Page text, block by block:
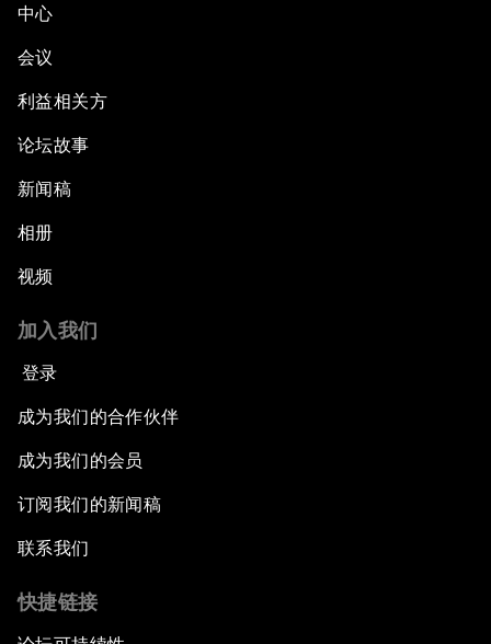
中心
会议
利益相关方
论坛故事
新闻稿
相册
视频
加入我们
登录
成为我们的合作伙伴
成为我们的会员
订阅我们的新闻稿
联系我们
快捷链接